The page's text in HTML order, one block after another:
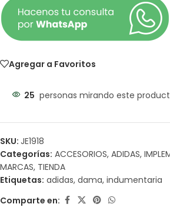
Agregar a Favoritos
25 personas mirando este
SKU: JE1918
Categorías: ACCESORIOS, ADIDAS,
MARCAS, TIENDA
Etiquetas: adidas, dama, indumentaria
Comparte en: